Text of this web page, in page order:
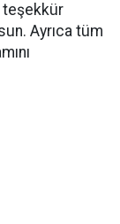
teşekkür
Ayrıca tüm